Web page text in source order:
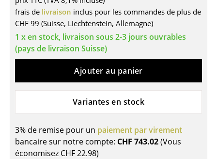
Tables
Tables de repas
Tables d’appoint
Bureaux & Secrétaires
Tables de conférence et Pupitres
Tables hautes & Pupitres
frais de livraison inclus pour les commandes de plus de
CHF 99 (Suisse, Liechtenstein, Allemagne)
1 x en stock, livraison sous 2-3 jours ouvrables
(pays de livraison Suisse)
Ajouter au panier
Variantes en stock
3% de remise pour un paiement par virement
bancaire sur notre compte: CHF 743.02(Vous
économisez CHF 22.98)